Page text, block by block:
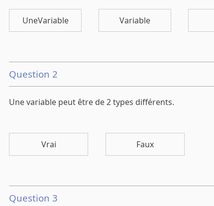
UneVariable Variable
Question 2
Une variable peut être de 2 types différents.
Vrai Faux
Question 3